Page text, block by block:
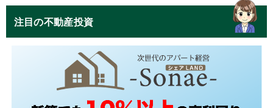
注目の不動産投資